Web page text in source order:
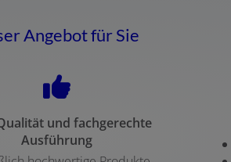
Angebot für Sie
und fachgerechte
Ausführung